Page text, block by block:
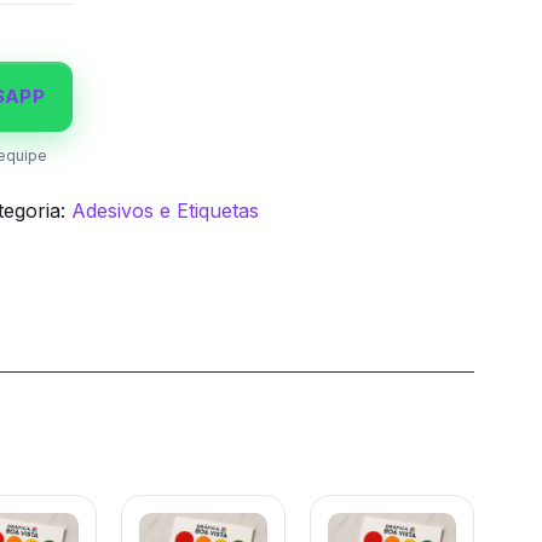
Adesivos e Etiquetas
Este
Este